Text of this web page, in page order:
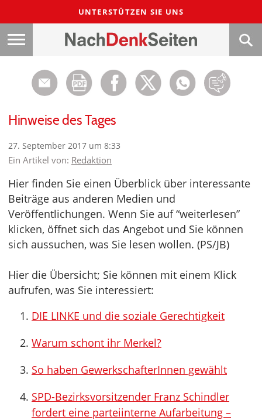
UNTERSTÜTZEN SIE UNS
Hinweise des Tages
27. September 2017 um 8:33
Ein Artikel von: Redaktion
Hier finden Sie einen Überblick über interessante
Beiträge aus anderen Medien und
Veröffentlichungen. Wenn Sie auf “weiterlesen”
klicken, öffnet sich das Angebot und Sie können
sich aussuchen, was Sie lesen wollen. (PS/JB)
Hier die Übersicht; Sie können mit einem Klick
aufrufen, was Sie interessiert:
DIE LINKE und die soziale Gerechtigkeit
Warum schont ihr Merkel?
So haben GewerkschafterInnen gewählt
SPD-Bezirksvorsitzender Franz Schindler
fordert eine parteiinterne Aufarbeitung –